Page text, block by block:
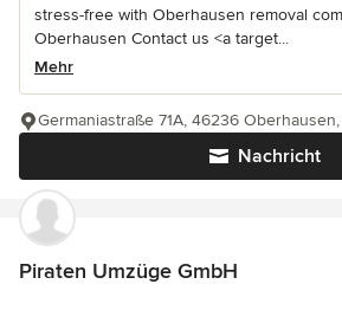
stress-free with Oberhausen removal
Oberhausen Contact us <a target...
Mehr
Nachricht
Germaniastraße 71A, 46236
Piraten Umzüge GmbH